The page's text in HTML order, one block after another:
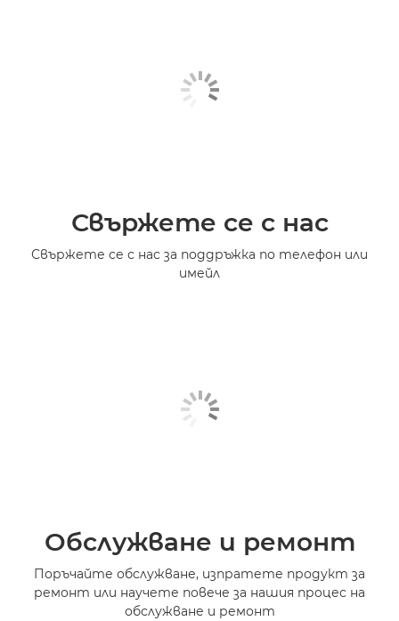
Свържете се с нас
Свържете се с нас за поддръжка по телефон или
имейл
Обслужване и ремонт
Поръчайте обслужване, изпратете продукт за
ремонт или научете повече за нашия процес на
обслужване и ремонт